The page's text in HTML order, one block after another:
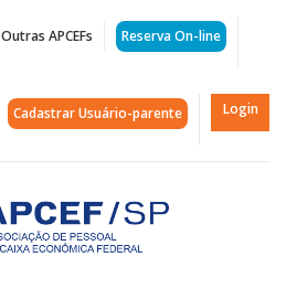
Outras APCEFs Reserva On-line
Cadastrar Usuário-parente Login